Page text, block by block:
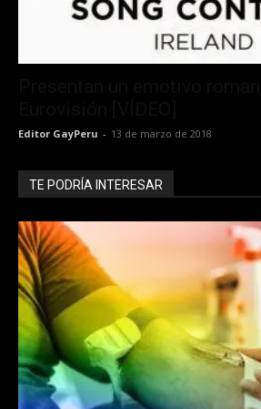
Editor GayPeru - 13 de marzo de 2018
TE PODRÍA INTERESAR